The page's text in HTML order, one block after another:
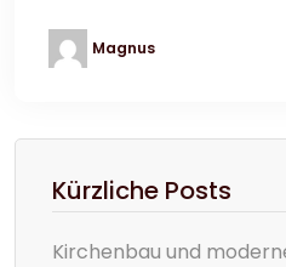
Magnus
Kürzliche Posts
Kirchenbau und